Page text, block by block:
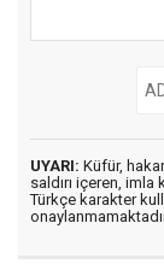
UYARI: Küfür,
saldırı içeren, imla
Türkçe karakter